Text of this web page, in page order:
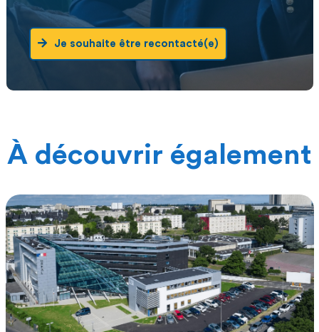
Je souhaite être recontacté(e)
À découvrir également